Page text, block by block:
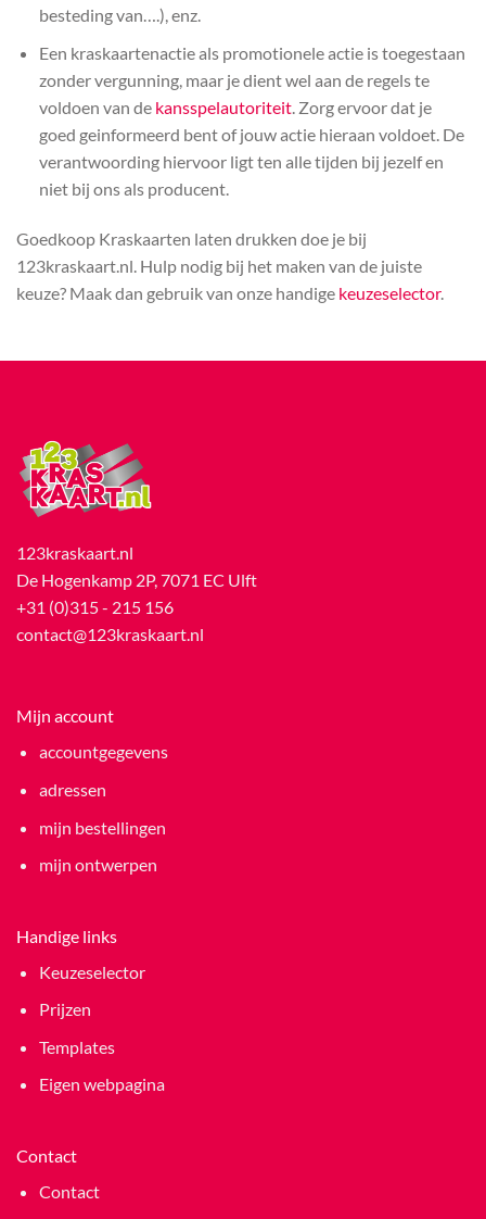
besteding van….), enz.
Een kraskaartenactie als promotionele actie is toegestaan
zonder vergunning, maar je dient wel aan de regels te
voldoen van de kansspelautoriteit. Zorg ervoor dat je
goed geinformeerd bent of jouw actie hieraan voldoet. De
verantwoording hiervoor ligt ten alle tijden bij jezelf en
niet bij ons als producent.
Goedkoop Kraskaarten laten drukken doe je bij
123kraskaart.nl. Hulp nodig bij het maken van de juiste
keuze? Maak dan gebruik van onze handige keuzeselector.
123kraskaart.nl
De Hogenkamp 2P, 7071 EC Ulft
+31 (0)315 - 215 156
contact@123kraskaart.nl
Mijn account
accountgegevens
adressen
mijn bestellingen
mijn ontwerpen
Handige links
Keuzeselector
Prijzen
Templates
Eigen webpagina
Contact
Contact